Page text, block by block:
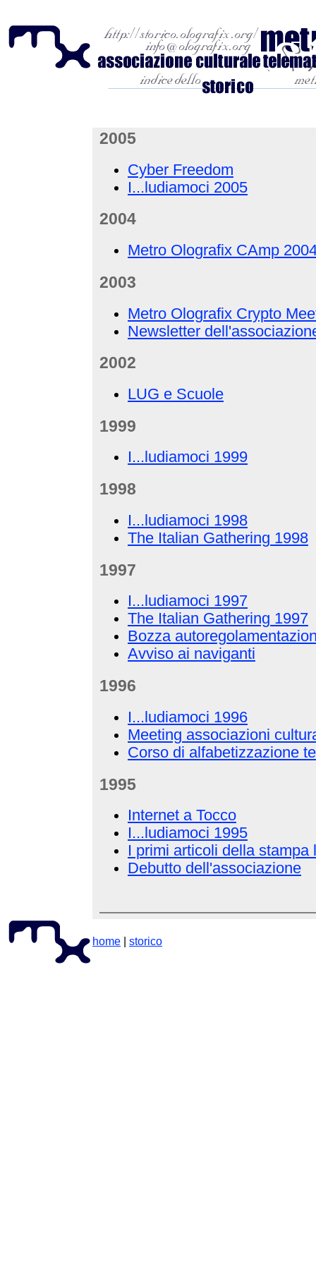
2005
Cyber Freedom
I...ludiamoci 2005
2004
Metro Olografix CAmp
2003
Metro Olografix Crypto
Newsletter
2002
LUG e Scuole
1999
I...ludiamoci 1999
1998
I...ludiamoci 1998
The Italian Gathering 1998
1997
I...ludiamoci 1997
The Italian Gathering 1997
Bozza
Avviso ai naviganti
1996
I...ludiamoci 1996
Meeting associazioni
Corso di alfabetizzazione
1995
Internet a Tocco
I...ludiamoci 1995
I primi articoli della stampa
Debutto dell'associazione
home storico